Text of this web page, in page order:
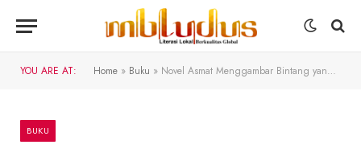
YOU ARE AT: Home » Buku » Novel Asmat Menggambar Bintang yang Digemari Pembaca
BUKU